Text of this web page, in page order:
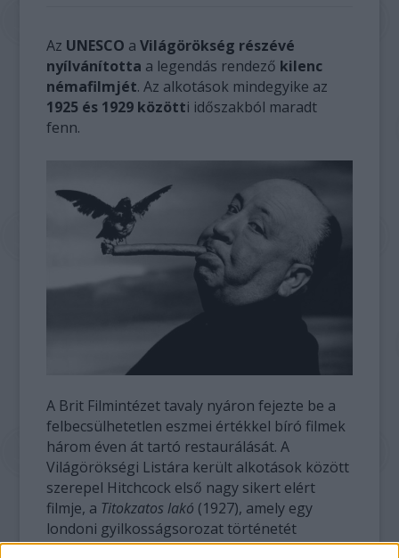
Az UNESCO aVilágörökség részévé
nyílvánította a legendás rendező kilenc
némafilmjét. Az alkotások mindegyike az
1925 és 1929 közötti időszakból maradt
fenn.
A Brit Filmintézet tavaly nyáron fejezte be a
felbecsülhetetlen eszmei értékkel bíró filmek
három éven át tartó restaurálását. A
Világörökségi Listára került alkotások között
szerepel Hitchcock első nagy sikert elért
filmje, a Titokzatos lakó (1927), amely egy
londoni gyilkosságsorozat történetét
dolgozza fel ; a társadalmi komédiaként